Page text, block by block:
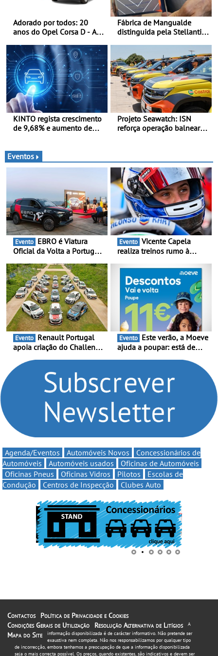
Adorado por todos: 20
anos do Opel Corsa D - A
celebra a estreia mundial
no Salão Internacional do
Automóvel Britânico, em
Londres
Fábrica de Mangualde
distinguida pela Stellantis
estar - Distinção reconhece
dois projetos locais com
impacto direto no bem-
estar dos colaboradores
KINTO regista crescimento
de 9,68% e aumento de
Projeto Seawatch: ISN
reforça operação balnear
Eventos
Evento
Oficial da Volta a Portugal
presença nacional ao lado
da mítica prova de ciclismo
e leva a sua gama SUV
multi-energia às estradas
de Portugal
Evento
realiza treinos rumo à
Portugal Karting e mira boa
estreia - O Campeonato
Portugal Karting 2026
decorre entre 1 de Março e
6 de Setembro
Evento
apoia criação do Challenge
compromisso com o
automobilismo nacional
continua em 2026
Evento
ajuda a poupar: está de
Volta” com descontos de
Agenda/Eventos Automóveis Novos
Concessionários de
Automóveis
Automóveis usados
Oficinas de Automóveis
Oficinas Pneus
Oficinas Vidros Pilotos
Escolas de
Condução
Centros de Inspecção Clubes Auto
Contactos
Política de Privacidade e Cookies
Condições Gerais de Utilização
Resolução Alternativa de Litígios
Mapa do Site
A
informação disponibilizada é de carácter informativo. Não pretende ser
exaustiva nem completa. Não nos responsabilizamos por qualquer tipo
de incorrecção, embora tenhamos a preocupação de que a informação disponibilizada
seja o mais correcta possível. Os preços, quando existentes, são indicativos e devem ser